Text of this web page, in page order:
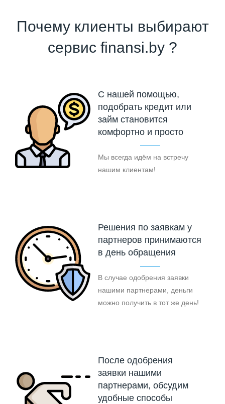
Почему клиенты выбирают
сервис finansi.by ?
С нашей помощью,
подобрать кредит или
займ становится
комфортно и просто
Мы всегда идём на встречу
нашим клиентам!
Решения по заявкам у
партнеров принимаются
в день обращения
В случае одобрения заявки
нашими партнерами, деньги
можно получить в тот же день!
После одобрения
заявки нашими
партнерами, обсудим
удобные способы